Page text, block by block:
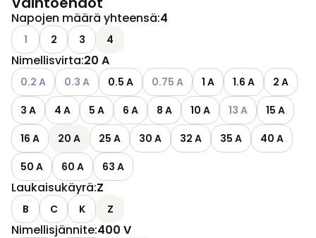
Napojen määrä yhteensä:4
Katso käytettävissä olevat vaihtoehdot
1 2 3 4
Nimellisvirta:20 A
Katso käytettävissä olevat vaihtoehdot
0.2 A Katso käytettävissä olevat vaihtoehdot
0.3 A 0.5 A Katso käytettävissä olevat
0.75 A 1 A 1.6 A
2 A
3 A
4 A 5 A 6 A 8 A 10 A Katso
13 A
15 A
16 A
20 A 25 A 30 A 32 A 35 A
40 A
50 A
60 A 63 A
Laukaisukäyrä:Z
B C K Z
Nimellisjännite:400 V